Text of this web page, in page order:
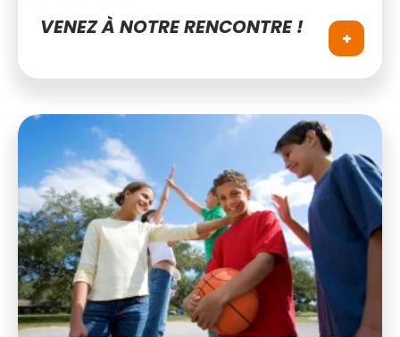
VENEZ À NOTRE RENCONTRE ! +